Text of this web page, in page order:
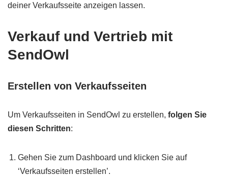
deiner Verkaufsseite anzeigen lassen.
Verkauf und Vertrieb mit
SendOwl
Erstellen von Verkaufsseiten
Um Verkaufsseiten in SendOwl zu erstellen, folgen Sie
diesen Schritten:
Gehen Sie zum Dashboard und klicken Sie auf
‘Verkaufsseiten erstellen’.